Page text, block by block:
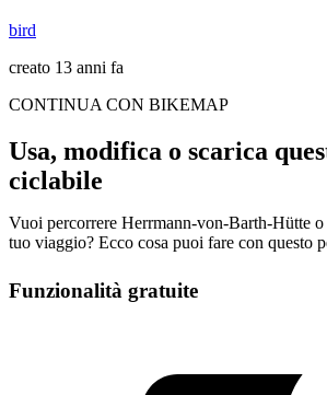
bird
creato 13 anni fa
CONTINUA CON BIKEMAP
Usa, modifica o scarica
ciclabile
Vuoi percorrere Herrmann-von-Barth-Hütte
tuo viaggio? Ecco cosa puoi fare con questo
Funzionalità gratuite